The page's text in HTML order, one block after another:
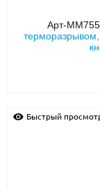
Арт-ММ755
Быстрый